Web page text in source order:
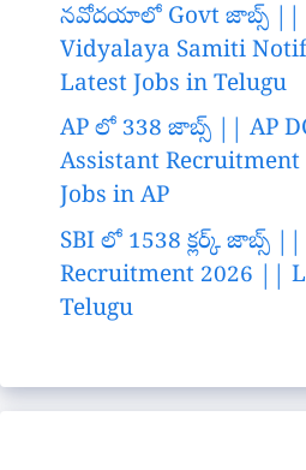
నవోదయాలో Govt జాబ్స్ ||
Vidyalaya Samiti
Latest Jobs in Telugu
AP లో 338 జాబ్స్ || AP
Assistant
Jobs in AP
SBI లో 1538 క్లర్క్ జాబ్స్
Recruitment 2026 ||
Telugu